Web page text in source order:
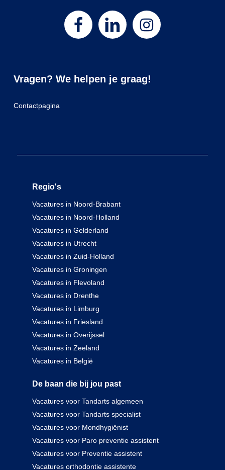
Vragen? We helpen je graag!
Contactpagina
Regio's
Vacatures in Noord-Brabant
Vacatures in Noord-Holland
Vacatures in Gelderland
Vacatures in Utrecht
Vacatures in Zuid-Holland
Vacatures in Groningen
Vacatures in Flevoland
Vacatures in Drenthe
Vacatures in Limburg
Vacatures in Friesland
Vacatures in Overijssel
Vacatures in Zeeland
Vacatures in België
De baan die bij jou past
Vacatures voor Tandarts algemeen
Vacatures voor Tandarts specialist
Vacatures voor Mondhygiënist
Vacatures voor Paro preventie assistent
Vacatures voor Preventie assistent
Vacatures orthodontie assistente